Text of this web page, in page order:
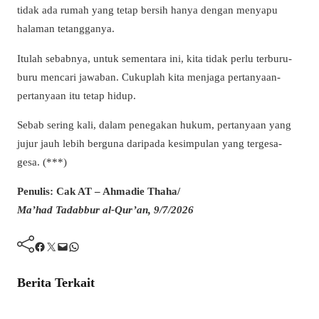
tidak ada rumah yang tetap bersih hanya dengan menyapu
halaman tetangganya.
Itulah sebabnya, untuk sementara ini, kita tidak perlu terburu-
buru mencari jawaban. Cukuplah kita menjaga pertanyaan-
pertanyaan itu tetap hidup.
Sebab sering kali, dalam penegakan hukum, pertanyaan yang
jujur jauh lebih berguna daripada kesimpulan yang tergesa-
gesa. (***)
Penulis: Cak AT – Ahmadie Thaha/
Ma’had Tadabbur al-Qur’an, 9/7/2026
Facebook Twitter Mail WhatsApp
Berita Terkait